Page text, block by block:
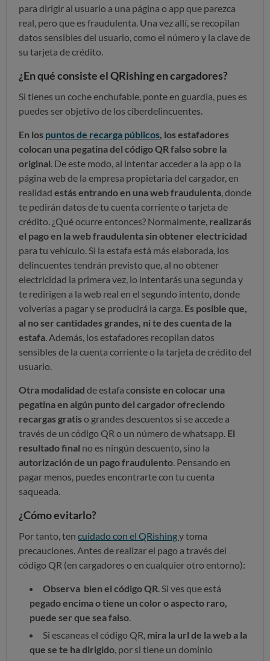
para dirigir al usuario a una página o app que parezca
real, pero que es fraudulenta. Una vez allí, se recopilan
datos sensibles del usuario, como el número y la clave de
su tarjeta de crédito.
¿En qué consiste el QRishing en cargadores?
Si tienes un coche enchufable, ponte en guardia, pues es
puedes ser objetivo de los ciberdelincuentes.
En los puntos de recarga públicos , los estafadores
colocan una pegatina del código QR falso sobre la
original . De este modo, al intentar acceder a la app o la
página web de la empresa propietaria del cargador, en
realidad estás entrando en una web fraudulenta , donde
te pedirán datos de tu cuenta corriente o tarjeta de
crédito. ¿Qué ocurre entonces? Normalmente, realizarás
el pago en la web fraudulenta sin obtener electricidad
para tu vehículo. Si la estafa está más elaborada, los
delincuentes tendrán previsto que, al no obtener
electricidad la primera vez, lo intentarás una segunda y
te redirigen a la web real en el segundo intento, donde
volverías a pagar y se producirá la carga. Es posible que,
al no ser cantidades grandes, ni te des cuenta de la
estafa . Además, los estafadores recopilan datos
sensibles de la cuenta corriente o la tarjeta de crédito del
usuario.
Otra modalidad de estafa consiste en colocar una
pegatina en algún punto del cargador ofreciendo
recargas gratiso grandes descuentos si se accede a
través de un código QR o un número de whatsapp. El
resultado final no es ningún descuento, sino la
autorización de un pago fraudulento . Pensando en
pagar menos, puedes encontrarte con tu cuenta
saqueada.
¿Cómo evitarlo?
Por tanto, ten cuidado con el QRishingy toma
precauciones. Antes de realizar el pago a través del
código QR (en cargadores o en cualquier otro entorno):
Observa bien el código QR . Si ves que está
pegado encima o tiene un color o aspecto raro,
puede ser que sea falso
Si escaneas el código QR, mira la url de la web a la
que se te ha dirigido , por si tiene un dominio